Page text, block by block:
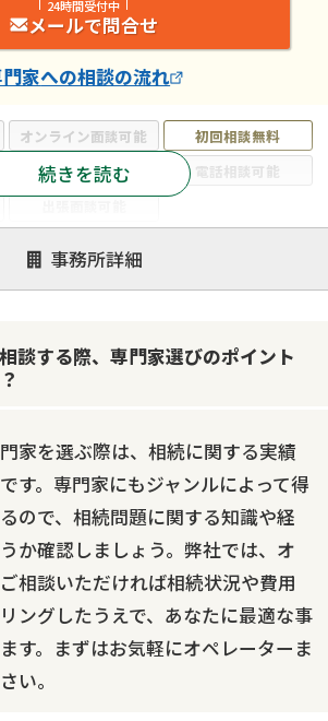
オンライン面談可能
初回相談無料
19時以降電話可能
電話相談可能
相続放棄
相続登記
銀行手続き
家族信託
続きを読む
24時間受付中
メールで問合せ
家への相談の流れ
事務所詳細
談する際、専門家選びのポイント
家を選ぶ際は、相続に関する実績
す。専門家にもジャンルによって得
ので、相続問題に関する知識や経
か確認しましょう。弊社では、オ
相談いただければ相続状況や費用
ングしたうえで、あなたに最適な事
す。まずはお気軽にオペレーターま
い。